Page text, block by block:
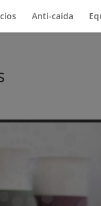
Anti-caída